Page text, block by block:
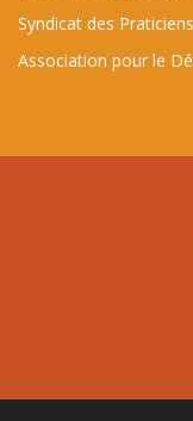
Syndicat des
Association pour le